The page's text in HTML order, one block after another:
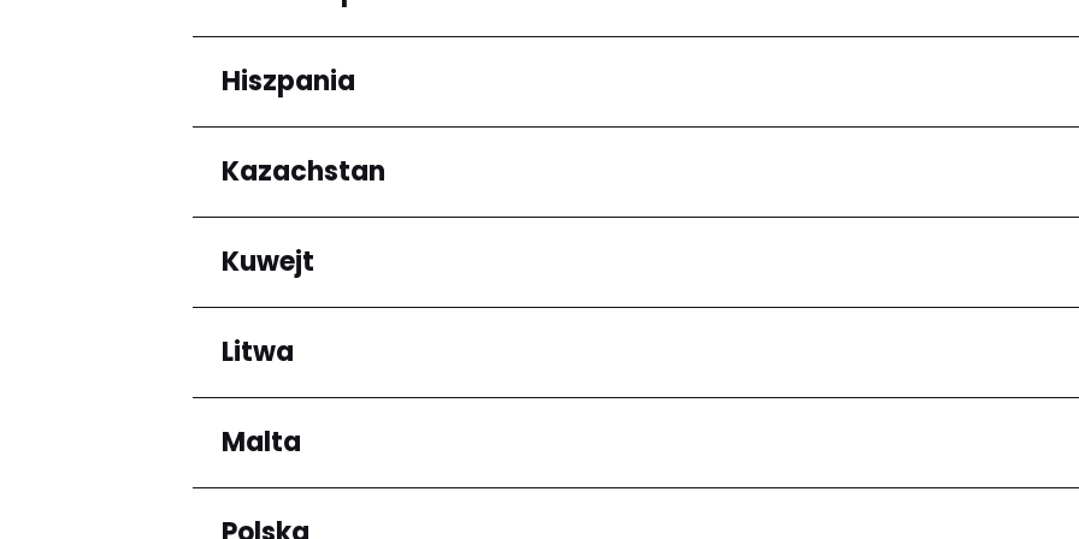
Arrondissement de Cayenne
Regiony
Grande-Terre
Hiszpania
Regiony
Andalucía
Kazachstan
Regiony
Almaty Region
Kuwejt
Regiony
Mubarak al-Kabir
Litwa
Regiony
Okręg kłajpedzki
Okręg mariampolski
Panevėžio apskritis
Malta
Regiony